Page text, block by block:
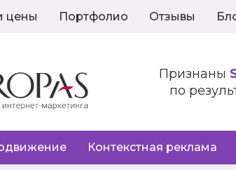
цены Портфолио Отзывы
Признаны
по
Контекстная реклама